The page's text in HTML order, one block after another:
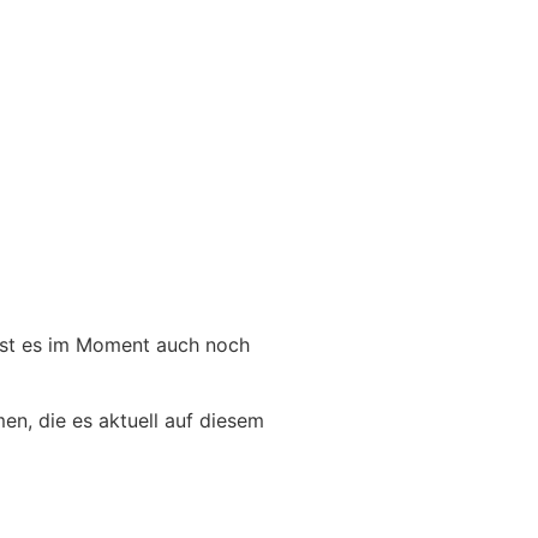
es im Moment auch noch
die es aktuell auf diesem